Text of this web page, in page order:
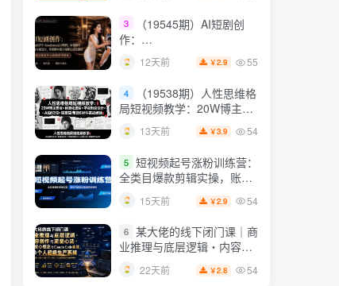
3
（19545期）AI短剧创
作：
ChatGPT+Seedance2.0教
程，从零制作恶毒女配短
全流程
12天前 ￥2.9 55
4
（19538期）人性思维格
局短视频教学：20W博主亲
授×标准化流程×字幕封面设
计×AI提示词×橱窗带货6W
件实战经验
13天前 ￥3.9 54
5 短视频起号涨粉训练营：
全类目爆款剪辑实操，账号
节奏规划复盘落地教程
15天前 ￥2.9 54
6 某大佬的线下闭门课｜商
业推理与底层逻辑・内容创
作与流量心法・AI核心概念
与Claude Code实战，打造
22天前 ￥2.8 54